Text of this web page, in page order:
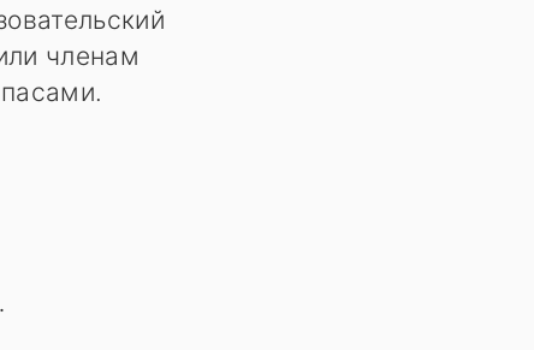
членам